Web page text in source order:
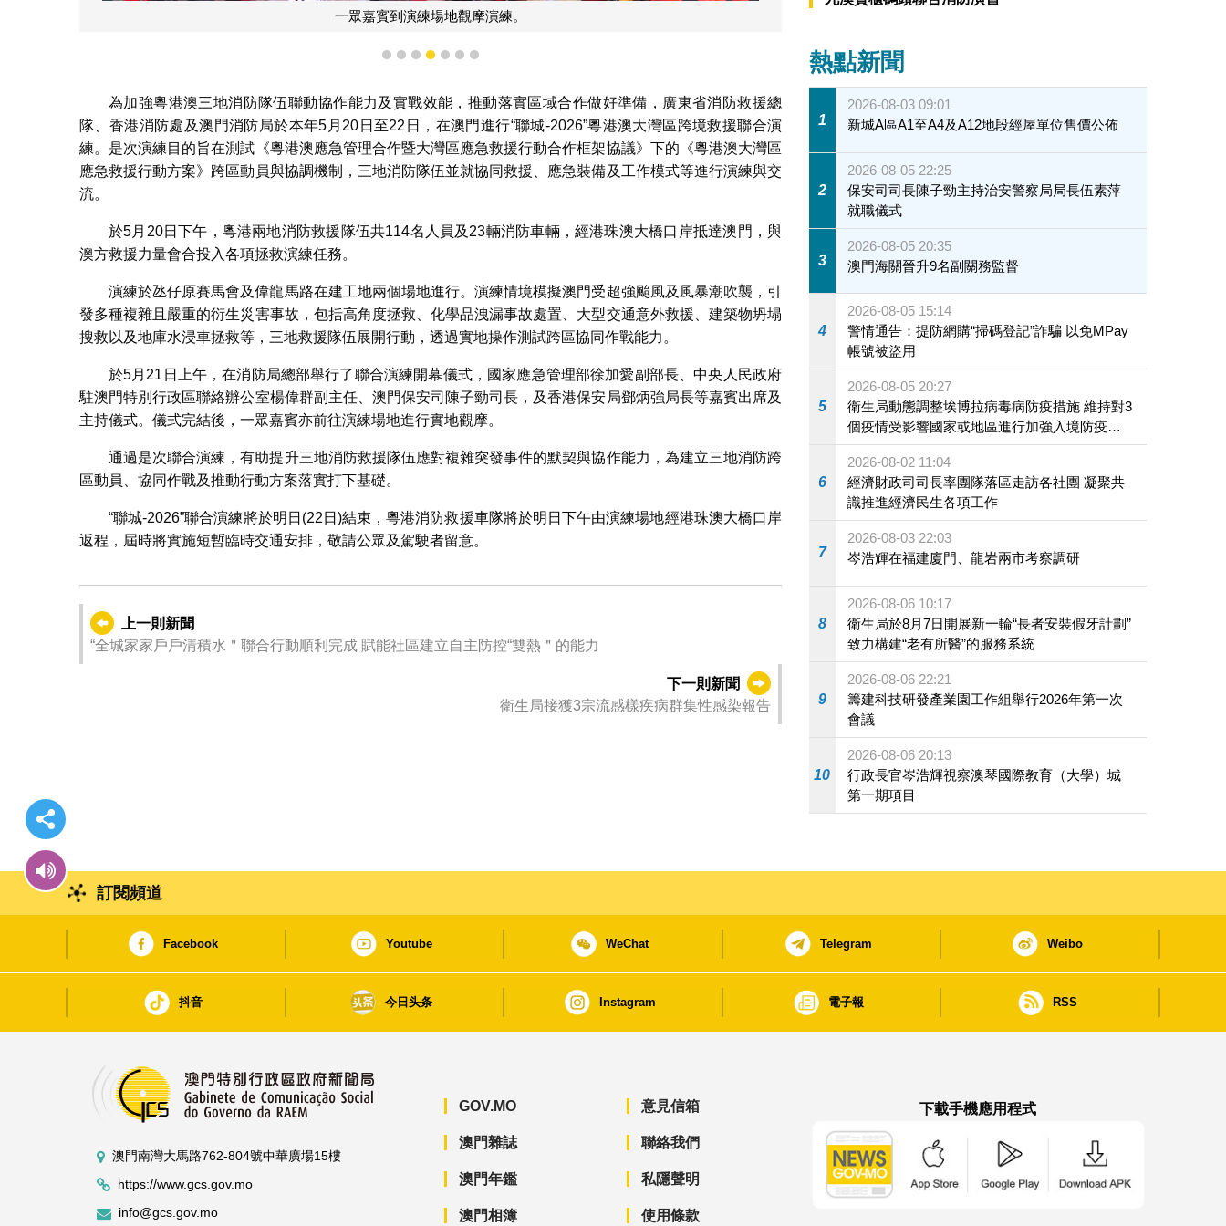
1 2 3 4 5 6 7
為加強粵港澳三地消防隊伍聯動協作能力及實戰效能，推動落實區域合作做好準備，廣東省消防救援總
隊、香港消防處及澳門消防局於本年5月20日至22日，在澳門進行“聯城-2026”粵港澳大灣區跨境救援聯合演
練。是次演練目的旨在測試《粵港澳應急管理合作暨大灣區應急救援行動合作框架協議》下的《粵港澳大灣區
應急救援行動方案》跨區動員與協調機制，三地消防隊伍並就協同救援、應急裝備及工作模式等進行演練與交
流。
於5月20日下午，粵港兩地消防救援隊伍共114名人員及23輛消防車輛，經港珠澳大橋口岸抵達澳門，與
澳方救援力量會合投入各項拯救演練任務。
演練於氹仔原賽馬會及偉龍馬路在建工地兩個場地進行。演練情境模擬澳門受超強颱風及風暴潮吹襲，引
發多種複雜且嚴重的衍生災害事故，包括高角度拯救、化學品洩漏事故處置、大型交通意外救援、建築物坍塌
搜救以及地庫水浸車拯救等，三地救援隊伍展開行動，透過實地操作測試跨區協同作戰能力。
於5月21日上午，在消防局總部舉行了聯合演練開幕儀式，國家應急管理部徐加愛副部長、中央人民政府
駐澳門特別行政區聯絡辦公室楊偉群副主任、澳門保安司陳子勁司長，及香港保安局鄧炳強局長等嘉賓出席及
主持儀式。儀式完結後，一眾嘉賓亦前往演練場地進行實地觀摩。
通過是次聯合演練，有助提升三地消防救援隊伍應對複雜突發事件的默契與協作能力，為建立三地消防跨
區動員、協同作戰及推動行動方案落實打下基礎。
“聯城-2026”聯合演練將於明日(22日)結束，粵港消防救援車隊將於明日下午由演練場地經港珠澳大橋口岸
返程，屆時將實施短暫臨時交通安排，敬請公眾及駕駛者留意。
上一則新聞
“全城家家戶戶清積水＂聯合行動順利完成 賦能社區建立自主防控“雙熱＂的能力
下一則新聞
衛生局接獲3宗流感樣疾病群集性感染報告
熱點新聞
1
2026-08-03 09:01
新城A區A1至A4及A12地段經屋單位售價公佈
2
2026-08-05 22:25
保安司司長陳子勁主持治安警察局局長伍素萍
就職儀式
3
2026-08-05 20:35
澳門海關晉升9名副關務監督
4
2026-08-05 15:14
警情通告：提防網購“掃碼登記”詐騙 以免MPay
帳號被盜用
5
2026-08-05 20:27
衛生局動態調整埃博拉病毒病防疫措施 維持對3
個疫情受影響國家或地區進行加強入境防疫措
施
6
2026-08-02 11:04
經濟財政司司長率團隊落區走訪各社團 凝聚共
識推進經濟民生各項工作
7
2026-08-03 22:03
岑浩輝在福建廈門、龍岩兩市考察調研
8
2026-08-06 10:17
衛生局於8月7日開展新一輪“長者安裝假牙計劃”
致力構建“老有所醫”的服務系統
9
2026-08-06 22:21
籌建科技研發產業園工作組舉行2026年第一次
會議
10
2026-08-06 20:13
行政長官岑浩輝視察澳琴國際教育（大學）城
第一期項目
訂閱頻道
Facebook Youtube WeChat Telegram Weibo
抖音 今日头条 Instagram 電子報 RSS
澳門南灣大馬路762-804號中華廣場15樓
https://www.gcs.gov.mo
info@gcs.gov.mo
GOV.MO
澳門雜誌
澳門年鑑
澳門相簿
意見信箱
聯絡我們
私隱聲明
使用條款
下載手機應用程式